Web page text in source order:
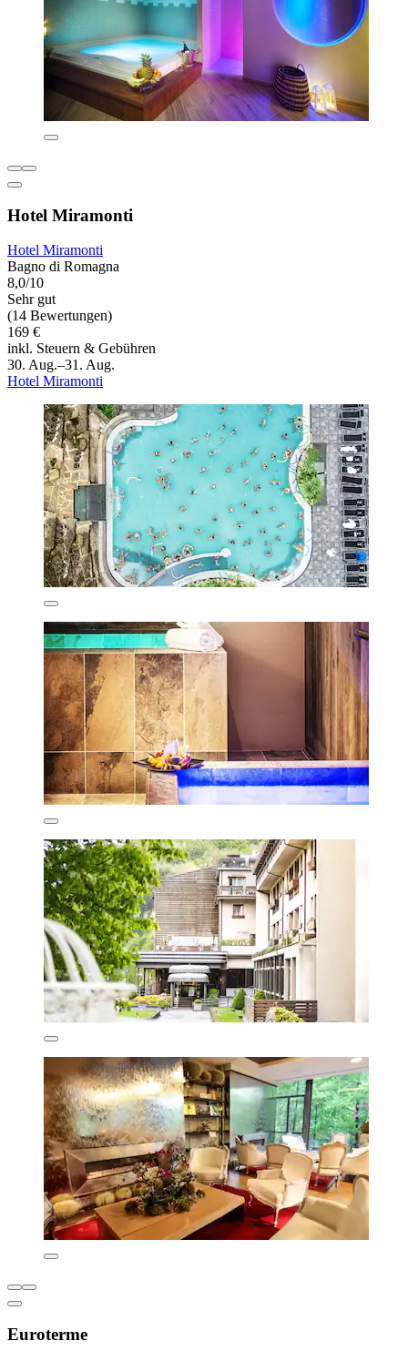
Hotel Miramonti
Hotel Miramonti
Bagno di Romagna
8,0/10
Sehr gut
(14 Bewertungen)
169 €
inkl. Steuern & Gebühren
30. Aug.–31. Aug.
Hotel Miramonti
Euroterme